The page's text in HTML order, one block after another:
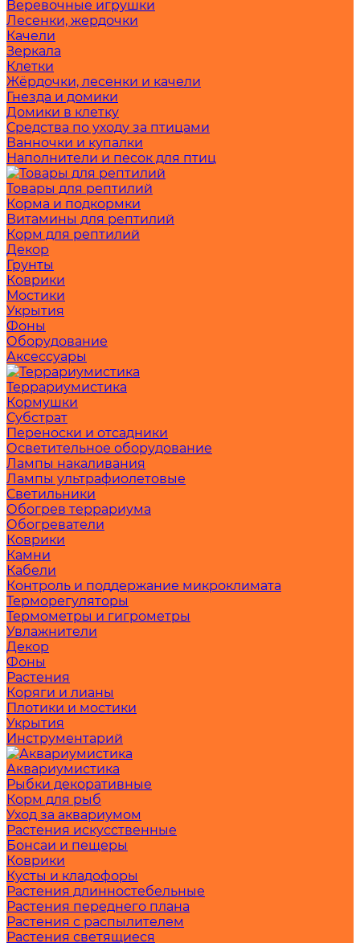
Веревочные игрушки
Лесенки, жердочки
Качели
Зеркала
Клетки
Жёрдочки, лесенки и качели
Гнезда и домики
Домики в клетку
Средства по уходу за птицами
Ванночки и купалки
Наполнители и песок для птиц
Товары для рептилий
Корма и подкормки
Витамины для рептилий
Корм для рептилий
Декор
Грунты
Коврики
Мостики
Укрытия
Фоны
Оборудование
Аксессуары
Террариумистика
Кормушки
Субстрат
Переноски и отсадники
Осветительное оборудование
Лампы накаливания
Лампы ультрафиолетовые
Светильники
Обогрев террариума
Обогреватели
Коврики
Камни
Кабели
Контроль и поддержание микроклимата
Терморегуляторы
Термометры и гигрометры
Увлажнители
Декор
Фоны
Растения
Коряги и лианы
Плотики и мостики
Укрытия
Инструментарий
Аквариумистика
Рыбки декоративные
Корм для рыб
Уход за аквариумом
Растения искусственные
Бонсаи и пещеры
Коврики
Кусты и кладофоры
Растения длинностебельные
Растения переднего плана
Растения с распылителем
Растения светящиеся